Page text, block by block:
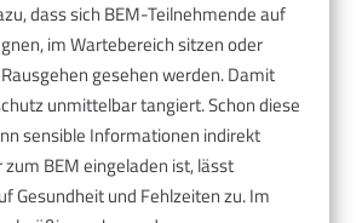
dass sich BEM-Teilnehmende auf
im Wartebereich sitzen oder
gesehen werden. Damit
unmittelbar tangiert. Schon diese
sensible Informationen indirekt
BEM eingeladen ist, lässt
Gesundheit und Fehlzeiten zu. Im